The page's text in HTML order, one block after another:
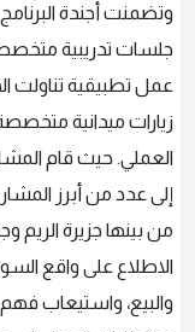
وتضمنت أجندة
جلسات تدريبية
عمل تطبيقية تناولت
زيارات ميدانية
العملي. حيث قام
إلى عدد من أبرز
من بينها جزيرة الريم
الاطلاع على واقع
والبيع، واستيعاب